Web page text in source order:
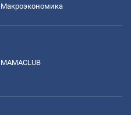
Mакроэкономика
MAMACLUB